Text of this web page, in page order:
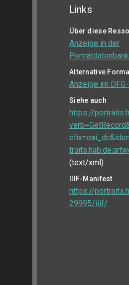
Links
Über diese
Anzeige in der
Alternative
Anzeige im
Siehe auch
https://
(text/xml)
IIIF-Manifest
https://
29995/iiif/